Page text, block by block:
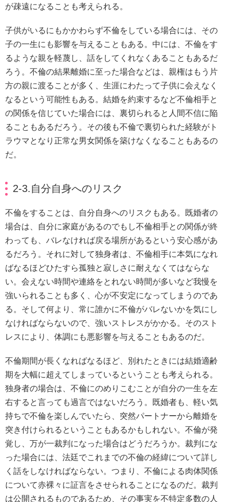
が疎遠になることも考えられる。
子供がいるにもかかわらず不倫をしている場合には、その
子の一生にも影響を与えることもある。中には、不倫をす
るような親を軽蔑し、話をしてくれなくあることもあるだ
ろう。不倫の結果離婚に至った場合などは、親権はもう片
方の親に渡ることが多く、生涯にわたって子供に会えなく
なるという可能性もある。結婚を約束するなど不倫相手と
の関係を信じていた場合には、裏切られると人間不信に陥
ることもあるだろう。その後も不倫で裏切られた経験がト
ラウマとなり正常な男女関係を築けなくなることもあるの
だ。
2-3.自分自身へのリスク
不倫をすることは、自分自身へのリスクもある。既婚者の
場合は、自分に家庭があるのでもし不倫相手との関係が終
わっても、バレなければ戻る場所があるという安心感があ
るだろう。それに対して独身者は、不倫相手に本気になれ
ばなるほどひたすら孤独と寂しさに耐えなくてはならな
い。会えない時間や連絡をとれない時間が多いなど我慢を
強いられることも多く、心が不安定になってしまうのであ
る。そして何より、常に誰かに不倫がバレないかを気にし
なければならないので、強いストレスがかかる。そのスト
レスにより、体調にも悪影響を与えることもあるのだ。
不倫期間が長くなればなるほど、別れたときには結婚適齢
期を大幅に超えてしまっているということも考えられる。
独身者の場合は、不倫にのめりこむことが自分の一生を左
右すると言っても過言ではないだろう。既婚者も、軽い気
持ちで不倫を楽しんでいたら、突然パートナーから離婚を
突き付けられるということもあるかもしれない。不倫が発
覚し、万が一裁判になった場合はどうだろうか。裁判にな
った場合には、法廷でこれまでの不倫の経緯について詳し
く話をしなければならない。つまり、不倫による肉体関係
について赤裸々に証言をさせられることになるのだ。裁判
は公開されるものであるため、その事実を不特定多数の人